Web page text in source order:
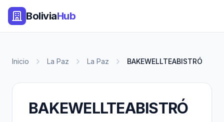
BoliviaHub
Inicio La Paz La Paz BAKEWELLTEABISTRÓ
BAKEWELLTEABISTRÓ